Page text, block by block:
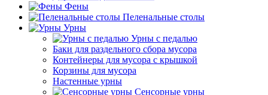
Фены
Пеленальные столы
Урны
Урны с педалью
Баки для раздельного сбора мусора
Контейнеры для мусора с крышкой
Корзины для мусора
Настенные урны
Сенсорные урны